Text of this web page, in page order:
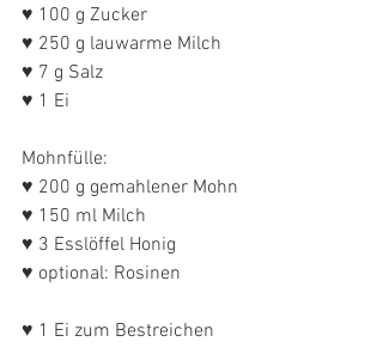
♥ 100 g Zucker
♥ 250 g lauwarme Milch
♥ 7 g Salz
♥ 1 Ei
Mohnfülle:
♥ 200 g gemahlener Mohn
♥ 150 ml Milch
♥ 3 Esslöffel Honig
♥ optional: Rosinen
♥ 1 Ei zum Bestreichen